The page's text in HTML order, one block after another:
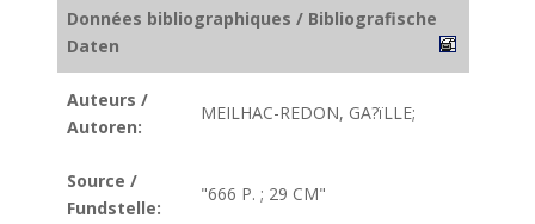
Données bibliographiques / Bibliografische
Daten
Auteurs /
Autoren:
MEILHAC-REDON, GA?ïLLE;
Source /
Fundstelle:
"666 P. ; 29 CM"